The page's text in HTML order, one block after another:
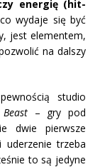
energię (hit-
wydaje się być
jest elementem,
na dalszy
studio
– gry pod
dwie pierwsze
uderzenie trzeba
to są jedyne